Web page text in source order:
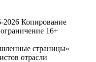
Копирование
16+
страницы»
отрасли